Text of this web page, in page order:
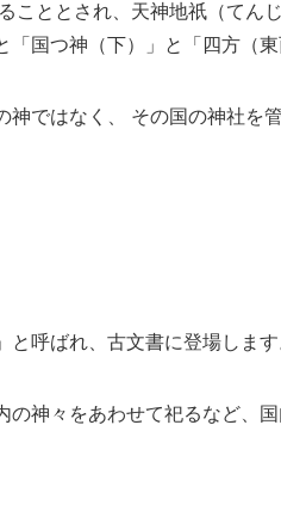
こととされ、天神地祇（てん
「国つ神（下）」と「四方（
神ではなく、 その国の神社を
呼ばれ、古文書に登場します
の神々をあわせて祀るなど、